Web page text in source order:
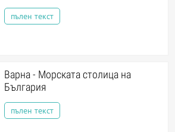
пълен текст
Варна - Морската столица на
България
пълен текст